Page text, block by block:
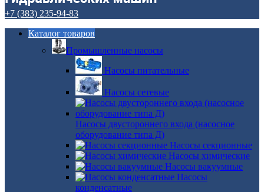
+7 (383) 235-94-83
Каталог товаров
Промышленные насосы
Насосы питательные
Насосы сетевые
Насосы двустороннего входа (насосное
оборудование типа Д)
Насосы секционные
Насосы химические
Насосы вакуумные
Насосы
конденсатные